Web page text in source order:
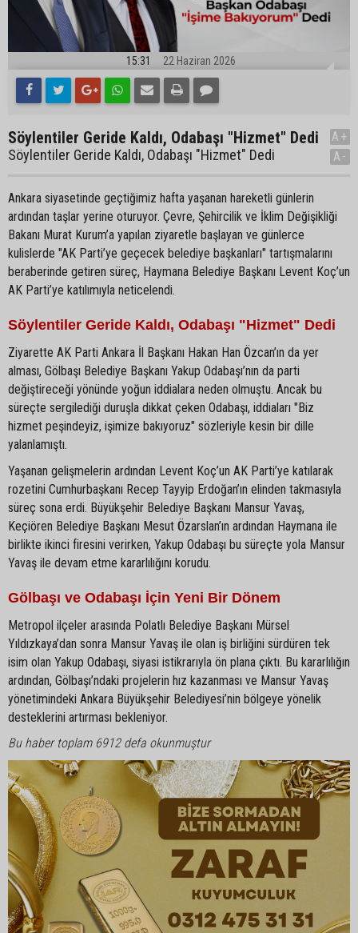
15:31 22 Haziran 2026
Söylentiler Geride Kaldı, Odabaşı "Hizmet" Dedi
Söylentiler Geride Kaldı, Odabaşı "Hizmet" Dedi
A+
A-
Ankara siyasetinde geçtiğimiz hafta yaşanan hareketli günlerin
ardından taşlar yerine oturuyor. Çevre, Şehircilik ve İklim Değişikliği
Bakanı Murat Kurum’a yapılan ziyaretle başlayan ve günlerce
kulislerde "AK Parti’ye geçecek belediye başkanları" tartışmalarını
beraberinde getiren süreç, Haymana Belediye Başkanı Levent Koç’un
AK Parti’ye katılımıyla neticelendi.
Söylentiler Geride Kaldı, Odabaşı "Hizmet" Dedi
Ziyarette AK Parti Ankara İl Başkanı Hakan Han Özcan’ın da yer
alması, Gölbaşı Belediye Başkanı Yakup Odabaşı’nın da parti
değiştireceği yönünde yoğun iddialara neden olmuştu. Ancak bu
süreçte sergilediği duruşla dikkat çeken Odabaşı, iddiaları "Biz
hizmet peşindeyiz, işimize bakıyoruz" sözleriyle kesin bir dille
yalanlamıştı.
Yaşanan gelişmelerin ardından Levent Koç’un AK Parti’ye katılarak
rozetini Cumhurbaşkanı Recep Tayyip Erdoğan’ın elinden takmasıyla
süreç sona erdi. Büyükşehir Belediye Başkanı Mansur Yavaş,
Keçiören Belediye Başkanı Mesut Özarslan’ın ardından Haymana ile
birlikte ikinci firesini verirken, Yakup Odabaşı bu süreçte yola Mansur
Yavaş ile devam etme kararlılığını korudu.
Gölbaşı ve Odabaşı İçin Yeni Bir Dönem
Metropol ilçeler arasında Polatlı Belediye Başkanı Mürsel
Yıldızkaya’dan sonra Mansur Yavaş ile olan iş birliğini sürdüren tek
isim olan Yakup Odabaşı, siyasi istikrarıyla ön plana çıktı. Bu kararlılığın
ardından, Gölbaşı’ndaki projelerin hız kazanması ve Mansur Yavaş
yönetimindeki Ankara Büyükşehir Belediyesi’nin bölgeye yönelik
desteklerini artırması bekleniyor.
Bu haber toplam 6912 defa okunmuştur